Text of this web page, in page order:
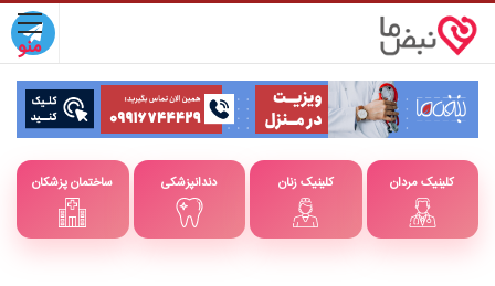
ساختمان پزشکان دندانپزشکی کلینیک زنان کلینیک مردان